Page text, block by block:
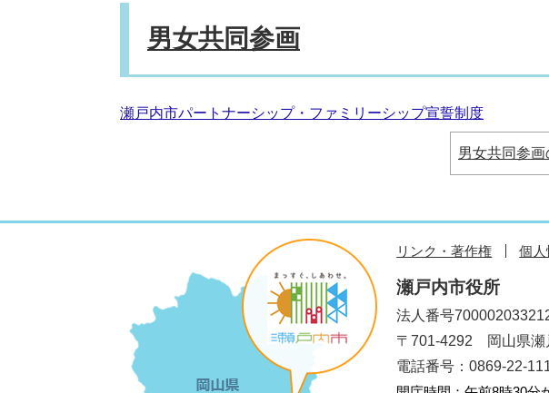
男女共同参画
瀬戸内市パートナーシップ・ファミリーシップ宣誓制度
男女共同参画
リンク・著作権 個
瀬戸内市役所
法人番号
〒701-4292 岡山県瀬
電話番号：0869-22-